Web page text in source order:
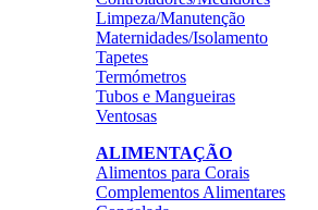
Limpeza/Manutenção
Maternidades/Isolamento
Tapetes
Termómetros
Tubos e Mangueiras
Ventosas
ALIMENTAÇÃO
Alimentos para Corais
Complementos Alimentares